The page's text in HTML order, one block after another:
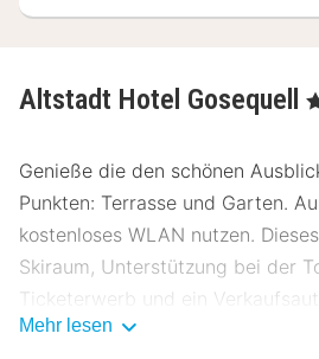
Altstadt Hotel Gosequell ,
Genieße die den schönen
Punkten: Terrasse und Garten.
kostenloses WLAN nutzen.
Skiraum, Unterstützung bei der
Ticketerwerb und ein
Mehr lesen